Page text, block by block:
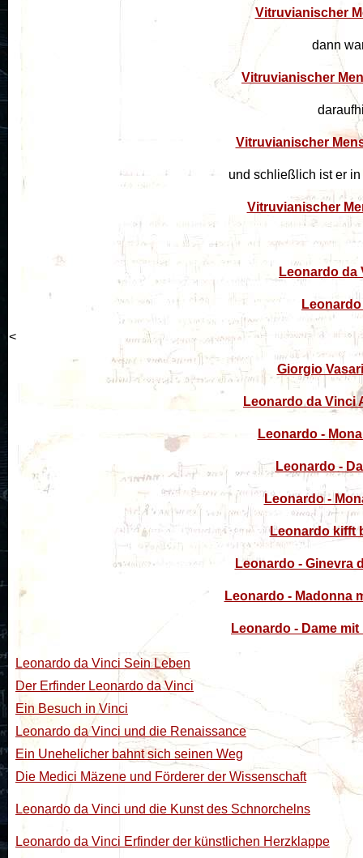
Vitruvianischer
dann
Vitruvianischer
Vitruvianischer
und schließlich ist er
Vitruvianischer
Leonardo da
<
Giorgio
Leonardo da Vinci
Leonardo -
Leonardo -
Leonardo -
Leonardo kifft
Leonardo - Ginevra
Leonardo - Madonna
Leonardo - Dame
Leonardo da Vinci Sein Leben
Der Erfinder Leonardo da Vinci
Ein Besuch in Vinci
Leonardo da Vinci und die Renaissance
Ein Unehelicher bahnt sich seinen Weg
Die Medici Mäzene und Förderer der Wissenschaft
Leonardo da Vinci und die Kunst des Schnorchelns
Leonardo da Vinci Erfinder der künstlichen Herzklappe